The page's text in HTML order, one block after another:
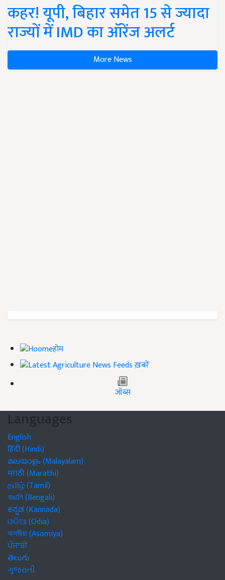
कहर! यूपी, बिहार समेत 15 से ज्यादा
राज्यों में IMD का ऑरेंज अलर्ट
More News
होम
ख़बरें
जॉब्स
Languages
English
हिंदी (Hindi)
മലയാളം (Malayalam)
मराठी (Marathi)
தமிழ் (Tamil)
বাঙালি (Bengali)
ಕನ್ನಡ (Kannada)
ଓଡିଆ (Odia)
অসমীয়া (Asomiya)
ਪੰਜਾਬੀ
తెలుగు
ગુજરાતી